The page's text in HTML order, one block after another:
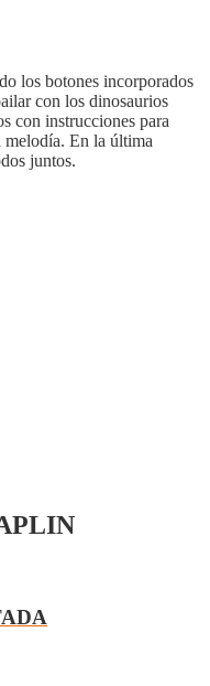
los botones incorporados
con los dinosaurios
con instrucciones para
melodía. En la última
juntos.